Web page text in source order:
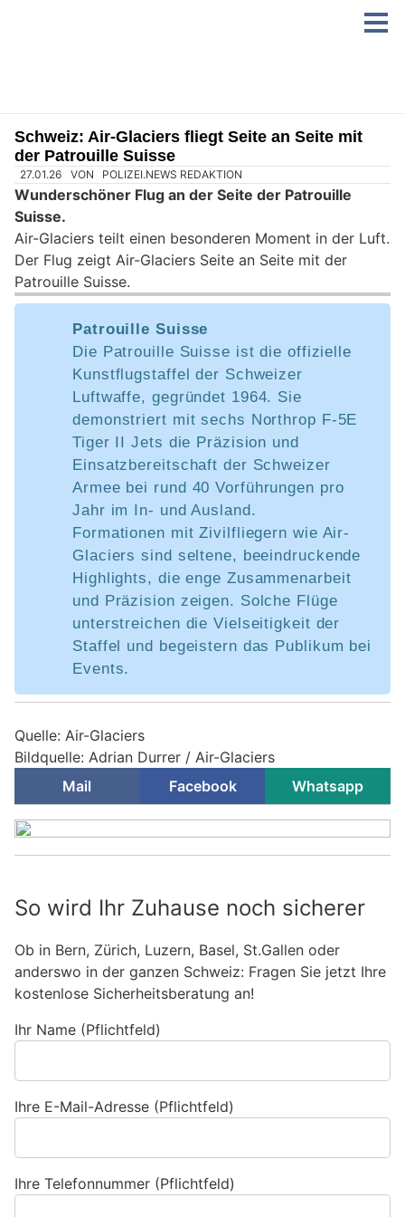
Schweiz: Air-Glaciers fliegt Seite an Seite mit
der Patrouille Suisse
27.01.26 VON POLIZEI.NEWS REDAKTION
Wunderschöner Flug an der Seite der Patrouille
Suisse.
Air-Glaciers teilt einen besonderen Moment in der Luft.
Der Flug zeigt Air-Glaciers Seite an Seite mit der
Patrouille Suisse.
Patrouille Suisse
Die Patrouille Suisse ist die offizielle
Kunstflugstaffel der Schweizer
Luftwaffe, gegründet 1964. Sie
demonstriert mit sechs Northrop F-5E
Tiger II Jets die Präzision und
Einsatzbereitschaft der Schweizer
Armee bei rund 40 Vorführungen pro
Jahr im In- und Ausland.
Formationen mit Zivilfliegern wie Air-
Glaciers sind seltene, beeindruckende
Highlights, die enge Zusammenarbeit
und Präzision zeigen. Solche Flüge
unterstreichen die Vielseitigkeit der
Staffel und begeistern das Publikum bei
Events.
Quelle: Air-Glaciers
Bildquelle: Adrian Durrer / Air-Glaciers
Mail
Facebook Whatsapp
So wird Ihr Zuhause noch sicherer
Ob in Bern, Zürich, Luzern, Basel, St.Gallen oder
anderswo in der ganzen Schweiz: Fragen Sie jetzt Ihre
kostenlose Sicherheitsberatung an!
Ihr Name (Pflichtfeld)
Ihre E-Mail-Adresse (Pflichtfeld)
Ihre Telefonnummer (Pflichtfeld)